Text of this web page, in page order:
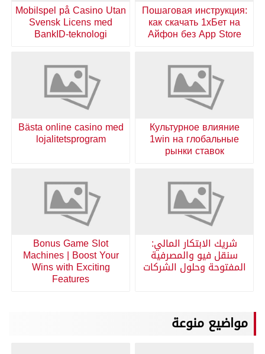
Пошаговая инструкция:
как скачать 1хБет на
Айфон без App Store
Mobilspel på Casino Utan
Svensk Licens med
BankID-teknologi
Культурное влияние
1win на глобальные
рынки ставок
Bästa online casino med
lojalitetsprogram
شريك الابتكار المالي:
سنقل فيو والمصرفية
المفتوحة وحلول الشركات
Bonus Game Slot
Machines | Boost Your
Wins with Exciting
Features
مواضيع منوعة